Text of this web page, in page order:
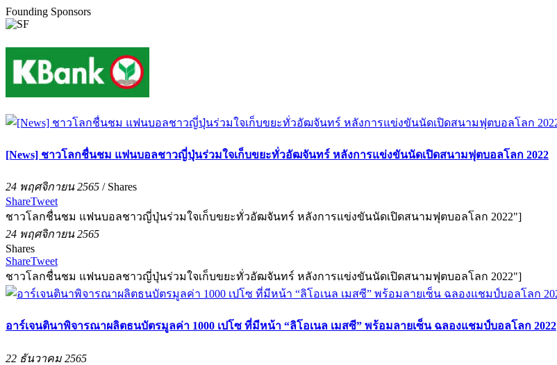
Founding Sponsors
[News] ชาวโลกชื่นชม แฟนบอลชาวญี่ปุ่นร่วมใจเก็บขยะทั่วอัฒจันทร์ หลังการแข่งขันนัดเปิดสนามฟุตบอลโลก 2022
24 พฤศจิกายน 2565 / Shares
ShareTweet
ชาวโลกชื่นชม แฟนบอลชาวญี่ปุ่นร่วมใจเก็บขยะทั่วอัฒจันทร์ หลังการแข่งขันนัดเปิดสนามฟุตบอลโลก 2022"]
24 พฤศจิกายน 2565
Shares
ShareTweet
ชาวโลกชื่นชม แฟนบอลชาวญี่ปุ่นร่วมใจเก็บขยะทั่วอัฒจันทร์ หลังการแข่งขันนัดเปิดสนามฟุตบอลโลก 2022"]
อาร์เจนตินาพิจารณาผลิตธนบัตรมูลค่า 1000 เปโซ ที่มีหน้า “ลิโอเนล เมสซี” พร้อมลายเซ็น ฉลองแชมป์บอลโลก 2022
22 ธันวาคม 2565